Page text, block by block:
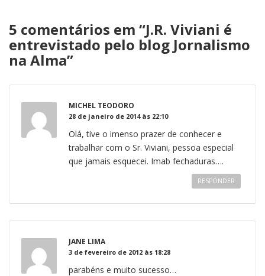
5 comentários em “J.R. Viviani é
entrevistado pelo blog Jornalismo
na Alma”
MICHEL TEODORO
28 de janeiro de 2014 às 22:10
Olá, tive o imenso prazer de conhecer e
trabalhar com o Sr. Viviani, pessoa especial
que jamais esquecei. Imab fechaduras….
RESPONDER
JANE LIMA
3 de fevereiro de 2012 às 18:28
parabéns e muito sucesso…